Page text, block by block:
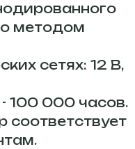
методом
сетях: 12 В,
100 000 часов.
соответствует